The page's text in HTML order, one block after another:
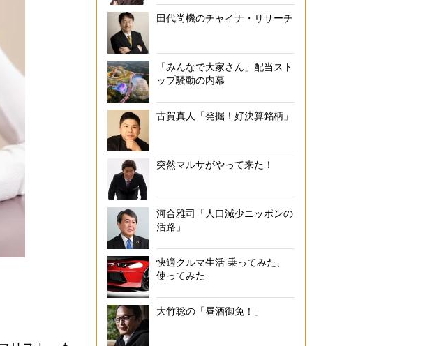
田代尚機のチャイナ・リサーチ
「みんなで大家さん」配当スト
ップ騒動の内幕
古賀真人「発掘！好決算銘柄」
突然マルサがやって来た！
河合雅司「人口減少ニッポンの
活路」
快適クルマ生活 乗ってみた、
使ってみた
大竹聡の「昼酒御免！」